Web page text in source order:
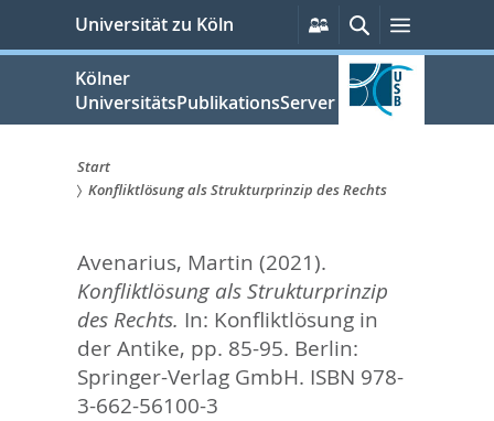
springen
Universität zu Köln
Persönliche
Services
SucheMenü
Kölner
UniversitätsPublikationsServer
Sie
sind
hier:
Start
Konfliktlösung als Strukturprinzip des Rechts
Avenarius, Martin (2021).
Konfliktlösung als Strukturprinzip
des Rechts. In: Konfliktlösung in
der Antike, pp. 85-95. Berlin:
Springer-Verlag GmbH. ISBN 978-
3-662-56100-3